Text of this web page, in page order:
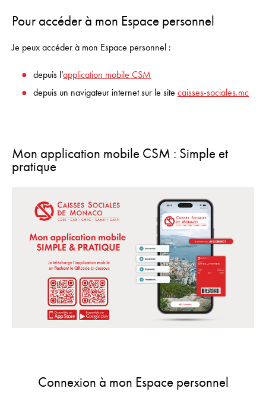
Pour accéder à mon Espace personnel
Je peux accéder à mon Espace personnel :
depuis l’application mobile CSM
depuis un navigateur internet sur le site caisses-sociales.mc
Mon application mobile CSM : Simple et
pratique
Connexion à mon Espace personnel